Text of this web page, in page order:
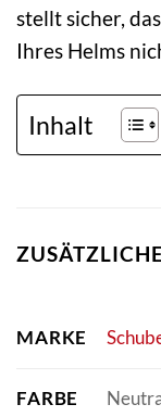
stellt sicher,
Ihres Helms
Inhalt
MARKE
FARBE